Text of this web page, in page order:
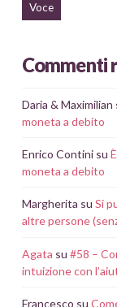
Voce
Commenti
Daria & Maximilian
moneta a debito
Enrico Continisu
moneta a debito
Margherita su Si
altre persone
Agata su #58 –
intuizione con
Francesco su